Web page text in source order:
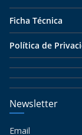
Ficha Técnica
Política de
Newsletter
Email